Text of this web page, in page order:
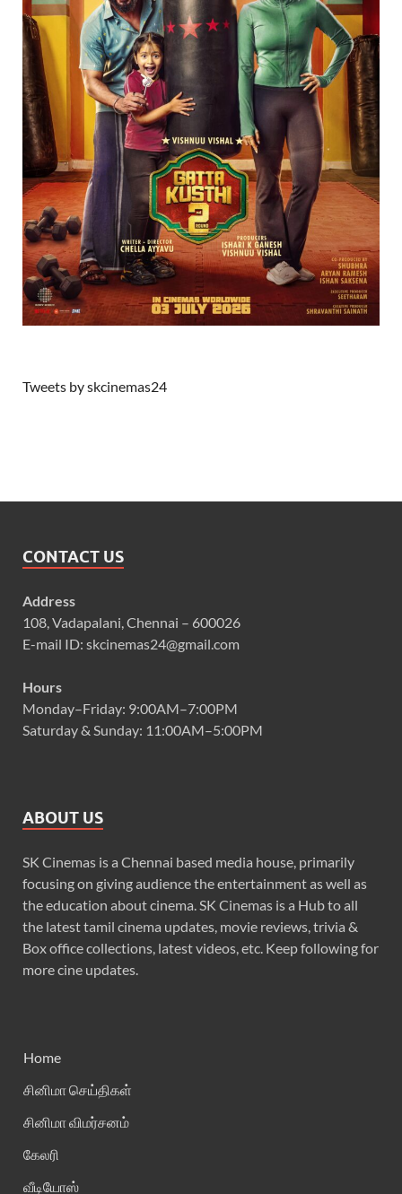
Tweets by skcinemas24
CONTACT US
Address
108, Vadapalani, Chennai – 600026
E-mail ID: skcinemas24@gmail.com
Hours
Monday–Friday: 9:00AM–7:00PM
Saturday & Sunday: 11:00AM–5:00PM
ABOUT US
SK Cinemas is a Chennai based media house, primarily
focusing on giving audience the entertainment as well as
the education about cinema. SK Cinemas is a Hub to all
the latest tamil cinema updates, movie reviews, trivia &
Box office collections, latest videos, etc. Keep following for
more cine updates.
Home
சினிமா செய்திகள்
சினிமா விமர்சனம்
கேலரி
வீடியோஸ்